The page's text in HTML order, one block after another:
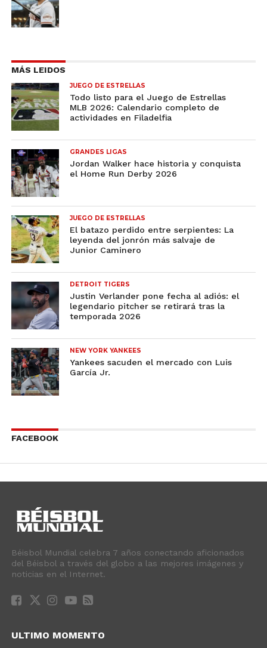
MÁS LEIDOS
JUEGO DE ESTRELLAS
Todo listo para el Juego de Estrellas
MLB 2026: Calendario completo de
actividades en Filadelfia
GRANDES LIGAS
Jordan Walker hace historia y conquista
el Home Run Derby 2026
JUEGO DE ESTRELLAS
El batazo perdido entre serpientes: La
leyenda del jonrón más salvaje de
Junior Caminero
DETROIT TIGERS
Justin Verlander pone fecha al adiós: el
legendario pitcher se retirará tras la
temporada 2026
NEW YORK YANKEES
Yankees sacuden el mercado con Luis
García Jr.
FACEBOOK
Béisbol Mundial celebra 7 años conectando aficionados
del Béisbol a través del globo a las mejores imágenes y
noticias en el Internet.
ULTIMO MOMENTO